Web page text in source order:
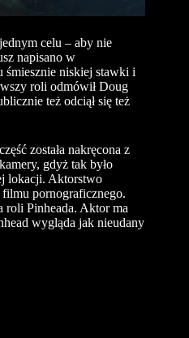
celu – aby nie
napisano w
śmiesznie niskiej stawki i
roli odmówił Doug
też odciął się też
została nakręcona z
gdyż tak było
lokacji. Aktorstwo
pornograficznego.
Pinheada. Aktor ma
wygląda jak nieudany